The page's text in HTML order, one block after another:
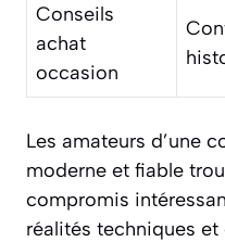
Conseils
achat
occasion
Les amateurs d’une
moderne et fiable
compromis
réalités techniques